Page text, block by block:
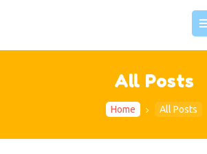
All Posts
Home All Posts
UNSER HAUS
UNSERE GRUPPEN